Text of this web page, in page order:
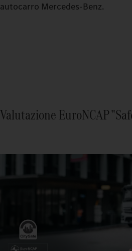
autocarro Mercedes‑Benz.
Valutazione EuroNCAP